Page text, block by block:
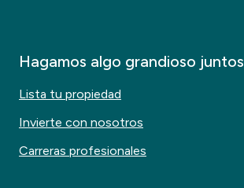
Hagamos algo grandioso juntos
Lista tu propiedad
Invierte con nosotros
Carreras profesionales